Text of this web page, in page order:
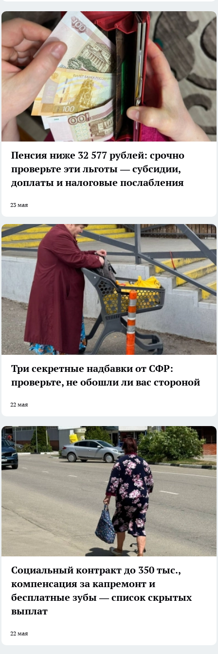
Пенсия ниже 32 577 рублей: срочно
проверьте эти льготы — субсидии,
доплаты и налоговые послабления
23 мая
Три секретные надбавки от СФР:
проверьте, не обошли ли вас стороной
22 мая
Социальный контракт до 350 тыс.,
компенсация за капремонт и
бесплатные зубы — список скрытых
выплат
22 мая